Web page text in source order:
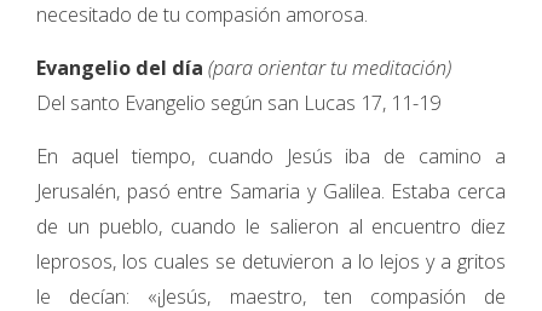
necesitado de tu compasión amorosa.
Evangelio del día (para orientar tu meditación)
Del santo Evangelio según san Lucas 17, 11-19
En aquel tiempo, cuando Jesús iba de camino a
Jerusalén, pasó entre Samaria y Galilea. Estaba cerca
de un pueblo, cuando le salieron al encuentro diez
leprosos, los cuales se detuvieron a lo lejos y a gritos
le decían: «¡Jesús, maestro, ten compasión de